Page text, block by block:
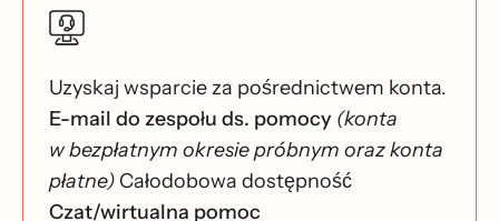
Uzyskaj wsparcie za pośrednictwem konta.
E-mail do zespołu ds. pomocy (konta
w bezpłatnym okresie próbnym oraz konta
płatne) Całodobowa dostępność
Czat/wirtualna pomoc